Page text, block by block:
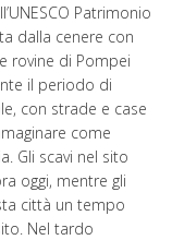
Patrimonio
dalla cenere con
rovine di Pompei
il periodo di
con strade e case
come
Gli scavi nel sito
oggi, mentre gli
città un tempo
Nel tardo